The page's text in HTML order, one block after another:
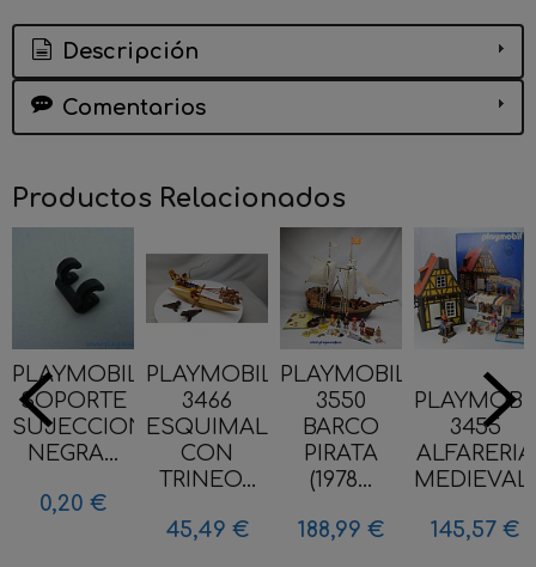
Descripción
Comentarios
Productos Relacionados
PLAYMOBIL
SOPORTE
SUJECCION
NEGRA...
0,20 €
PLAYMOBIL
3466
ESQUIMALES
CON
TRINEO...
45,49 €
PLAYMOBIL
3550
BARCO
PIRATA
(1978...
188,99 €
3455
ALFARERIA
145,57 €